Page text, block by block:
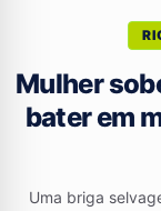
Mulher
bater em
Uma briga